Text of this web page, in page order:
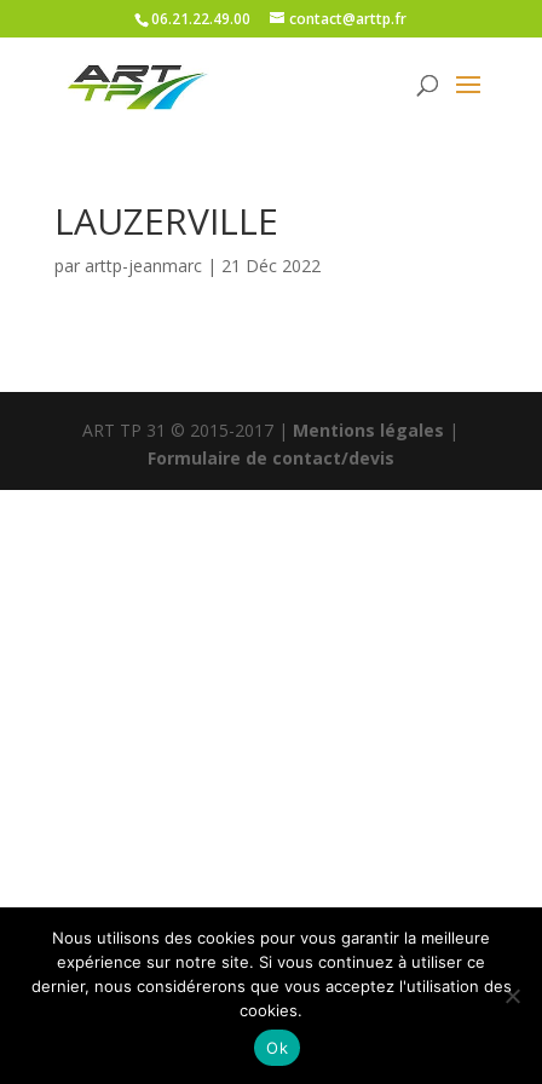
06.21.22.49.00 contact@arttp.fr
LAUZERVILLE
par arttp-jeanmarc| 21 Déc 2022
ART TP 31 © 2015-2017 | Mentions légales |
Formulaire de contact/devis
Nous utilisons des cookies pour vous garantir la meilleure
expérience sur notre site. Si vous continuez à utiliser ce
dernier, nous considérerons que vous acceptez l'utilisation des
cookies.
Ok